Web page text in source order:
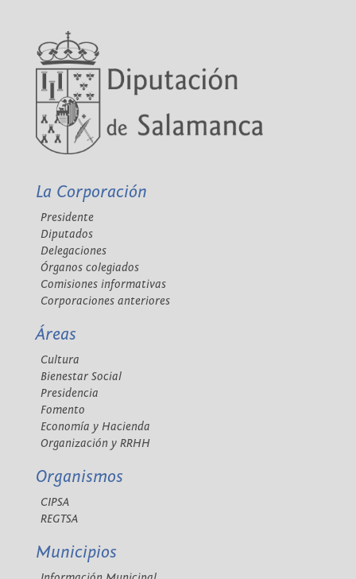
La Corporación
Presidente
Diputados
Delegaciones
Órganos colegiados
Comisiones informativas
Corporaciones anteriores
Áreas
Cultura
Bienestar Social
Presidencia
Fomento
Economía y Hacienda
Organización y RRHH
Organismos
CIPSA
REGTSA
Municipios